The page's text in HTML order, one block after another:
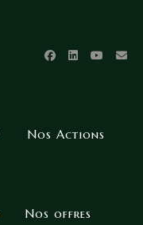
Nos Actions
Nos offres